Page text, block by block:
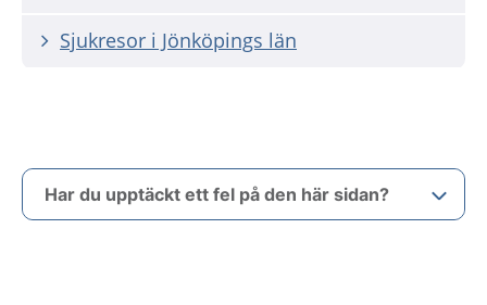
Sjukresor i Jönköpings län
Har du upptäckt ett fel på den här sidan?